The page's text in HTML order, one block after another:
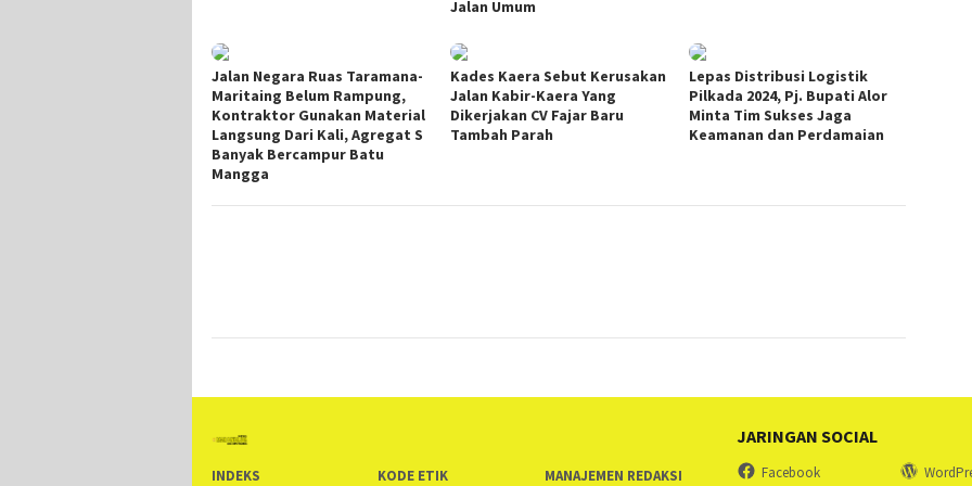
Jalan Umum
Jalan Negara Ruas Taramana-
Maritaing Belum Rampung,
Kontraktor Gunakan Material
Langsung Dari Kali, Agregat S
Banyak Bercampur Batu
Mangga
Kades Kaera Sebut Kerusakan
Jalan Kabir-Kaera Yang
Dikerjakan CV Fajar Baru
Tambah Parah
Lepas Distribusi Logistik
Pilkada 2024, Pj. Bupati Alor
Minta Tim Sukses Jaga
Keamanan dan Perdamaian
INDEKS KODE ETIK MANAJEMEN REDAKSI
JARINGAN SOCIAL
Facebook